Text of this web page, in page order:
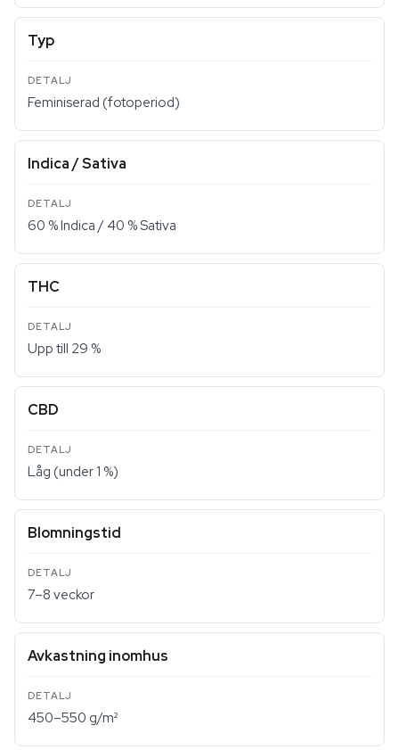
Typ
Feminiserad (fotoperiod)
Indica / Sativa
60 % Indica / 40 % Sativa
THC
Upp till 29 %
CBD
Låg (under 1 %)
Blomningstid
7–8 veckor
Avkastning inomhus
450–550 g/m²